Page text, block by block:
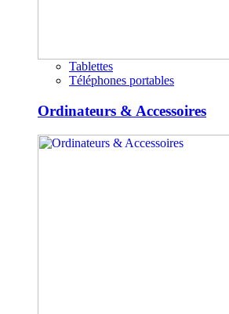
Tablettes
Téléphones portables
Ordinateurs & Accessoires